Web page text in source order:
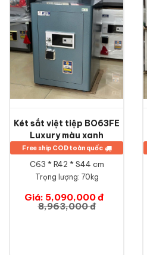
Két sắt việt tiệp BO63FE
Luxury màu xanh
Free ship COD toàn quốc
C63 * R42 * S44 cm
Trọng lượng: 70kg
Giá: 5,090,000 đ
8,963,000 đ